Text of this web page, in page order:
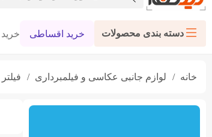
دسته بندی محصولات خرید اقساطی
خانه لوازم جانبی عکاسی و فیلمبرداری فیلتر